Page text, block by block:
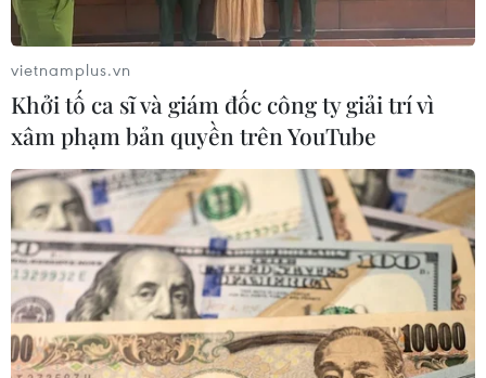
Sức mạnh không quân Trung Quốc khiến
vietnamplus.vn
Khởi tố ca sĩ và giám đốc công ty giải trí vì
xâm phạm bản quyền trên YouTube